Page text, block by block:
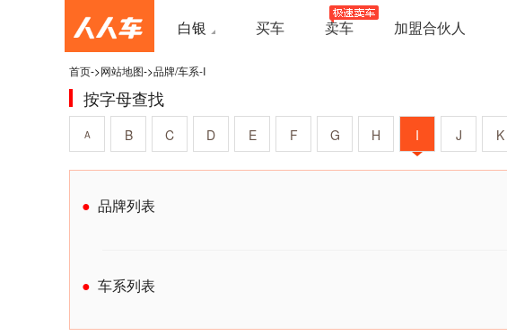
白银 买车 卖车 加盟合伙人
首页->网站地图->品牌/车系-I
按字母查找
A B C D E F G H I J K
品牌列表
车系列表